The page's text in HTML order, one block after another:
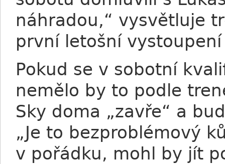
náhradou,“ vysvětluje
první letošní
Pokud se v sobotní
nemělo by to podle
Sky doma „zavře“ a
„Je to bezproblémový
v pořádku, mohl by jít